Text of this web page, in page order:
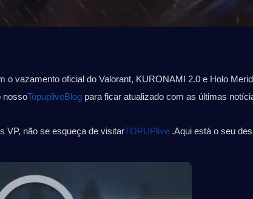
o vazamento oficial do Valorant, KURONAMI 2.0 e Holo
nossoTopupliveBlog para ficar atualizado com as últimas
VP, não se esqueça de visitarTOPUPlive .Aqui está o seu